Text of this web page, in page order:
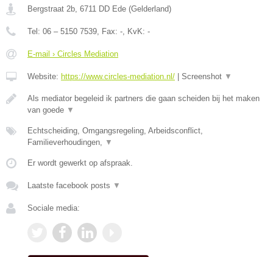
Bergstraat 2b, 6711 DD Ede (Gelderland)
Tel: 06 – 5150 7539, Fax: -, KvK: -
E-mail › Circles Mediation
Website: https://www.circles-mediation.nl/ Screenshot ▼
Als mediator begeleid ik partners die gaan scheiden bij het maken
van goede ▼
Echtscheiding, Omgangsregeling, Arbeidsconflict,
Familieverhoudingen, ▼
Er wordt gewerkt op afspraak.
Laatste facebook posts ▼
Sociale media: